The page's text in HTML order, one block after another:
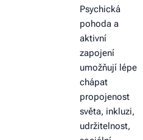
Psychická
pohoda a
aktivní
zapojení
umožňují lépe
chápat
propojenost
světa, inkluzi,
udržitelnost,